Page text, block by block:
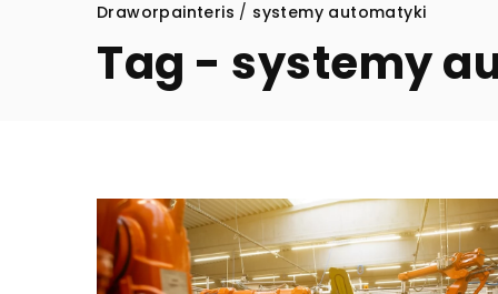
Draworpainteris / systemy automatyki
Tag - systemy